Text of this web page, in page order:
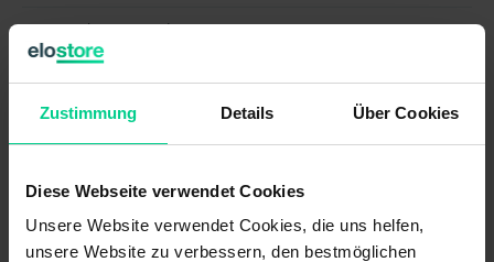
Zustimmung Details Über Cookies
Diese Webseite verwendet Cookies
Unsere Website verwendet Cookies, die uns helfen,
unsere Website zu verbessern, den bestmöglichen
Ausgänge (Anzahl, type): 1
Betriebsspannung min.: 10 V DC
Baumaschinen (Norm):
dump": max. voltage 35V (absolute)
EMV Flurförderzeuge (Norm): DIN EN 12895